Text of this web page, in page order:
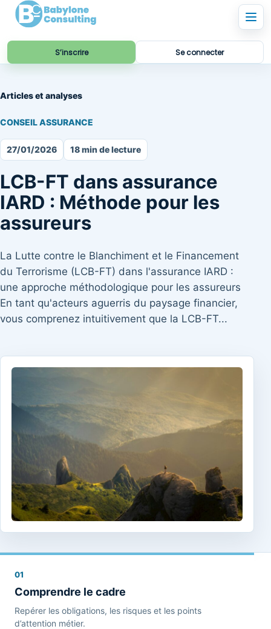
S’inscrire Se connecter
Articles et analyses
CONSEIL ASSURANCE
27/01/2026 18 min de lecture
LCB-FT dans assurance
IARD : Méthode pour les
assureurs
La Lutte contre le Blanchiment et le Financement
du Terrorisme (LCB-FT) dans l'assurance IARD :
une approche méthodologique pour les assureurs
En tant qu'acteurs aguerris du paysage financier,
vous comprenez intuitivement que la LCB-FT...
01
Comprendre le cadre
Repérer les obligations, les risques et les points
d’attention métier.